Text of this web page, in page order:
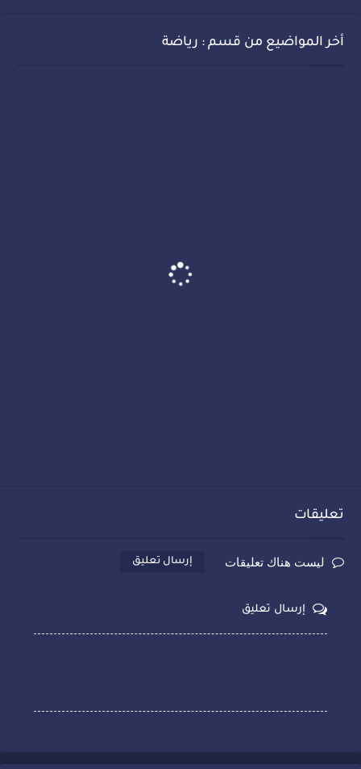
أخر المواضيع من قسم : رياضة
تعليقات
ليست هناك تعليقات إرسال تعليق
إرسال تعليق